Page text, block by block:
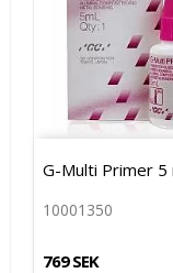
G-Multi Primer 5
10001350
769 SEK